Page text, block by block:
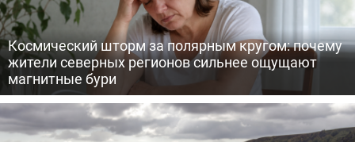
Космический шторм за полярным кругом: почему
жители северных регионов сильнее ощущают
магнитные бури